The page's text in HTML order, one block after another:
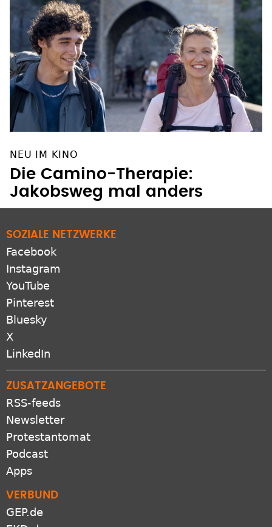
NEU IM KINO
Die Camino-Therapie:
Jakobsweg mal anders
SOZIALE NETZWERKE
Instagram
YouTube
Pinterest
Bluesky
X
LinkedIn
ZUSATZANGEBOTE
Newsletter
Protestantomat
Podcast
Apps
VERBUND
GEP.de
EKD.de
Gliedkirchen der EKD